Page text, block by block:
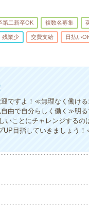
第二新卒OK 複数名募集
残業少 交費支給 日払い
ですよ！≪無理なく働け
由で自分らしく働く≫明
ことにチャレンジするの
UP目指していきましょう